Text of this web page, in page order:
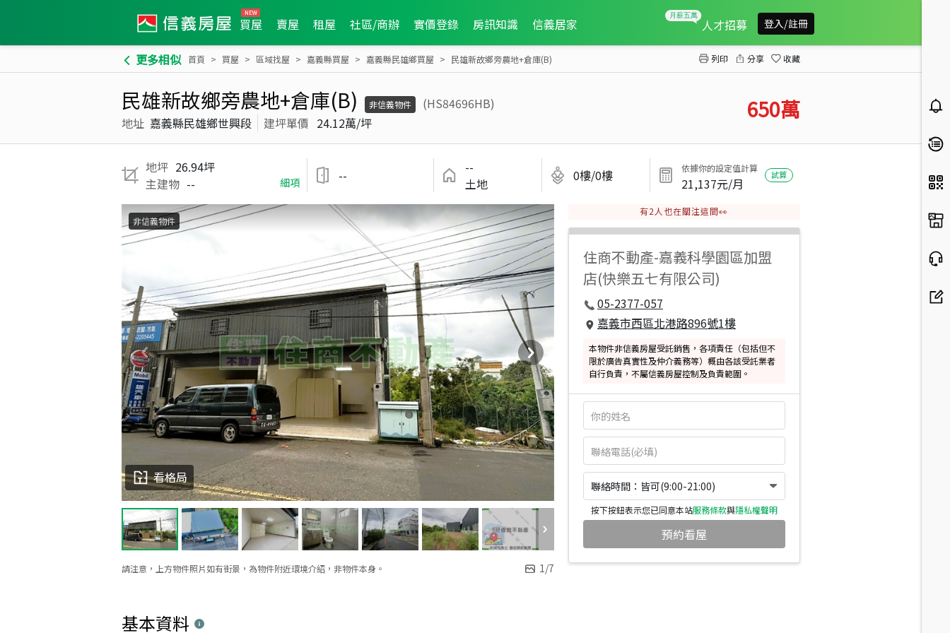
買屋 賣屋 租屋 社區/商辦 實價登錄 房訊知識 信義居家 人才招募 登入/註冊
更多相似 首頁 買屋 區域找屋 嘉義縣買屋 嘉義縣民雄鄉買屋 民雄新故鄉旁農地+倉庫(B) 列印 分享 收藏
民雄新故鄉旁農地+倉庫(B) 非信義物件
(HS84696HB)
地址 嘉義縣民雄鄉世興段 建坪單價 24.12萬/坪 650萬
地坪 26.94坪
主建物 -- 細項 --
--
土地
0樓/0樓 依據你的設定值計算
21,137元/月
試算
請注意，上方物件照片如有街景，為物件附近環境介紹，非物件本身。 1/7
看格局
非信義物件
有2 人也在關注這間👀
住商不動產-嘉義科學園區加盟
店(快樂五七有限公司)
05-2377-057
嘉義市西區北港路896號1樓
本物件非信義房屋受託銷售，各項責任（包括但不
限於廣告真實性及仲介義務等）概由各該受託業者
自行負責，不屬信義房屋控制及負責範圍。
聯絡時間：皆可(9:00-21:00)
按下按鈕表示您已同意本站服務條款與隱私權聲明
預約看屋
基本資料